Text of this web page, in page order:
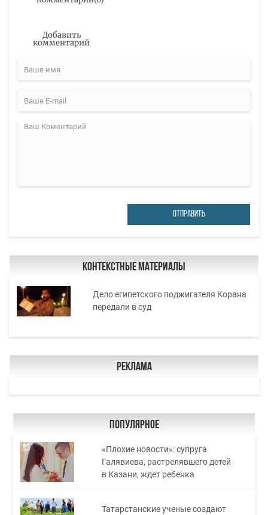
Добавить
комментарий
ОТПРАВИТЬ
Контекстные материалы
Дело египетского поджигателя Корана
передали в суд
Реклама
Популярное
«Плохие новости»: супруга
Галявиева, растрелявшего детей
в Казани, ждет ребенка
Татарстанские ученые создают